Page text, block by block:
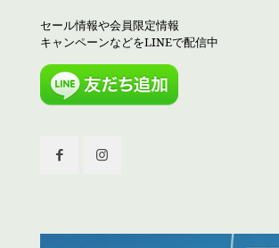
セール情報や会員限定情報
キャンペーンなどをLINEで配信中